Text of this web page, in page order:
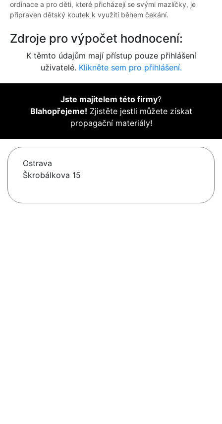
ordinace a pro děti, které přicházejí se svými mazlíčky, je
připraven dětský koutek k využití během čekání.
Zdroje pro výpočet hodnocení:
K těmto údajům mají přístup pouze přihlášení
uživatelé. Klikněte sem pro přihlášení.
Jste majitelem této firmy?
Blahopřejeme! Zjistěte jestli můžete získat
propagační materiály!
Ostrava
Škrobálkova 15